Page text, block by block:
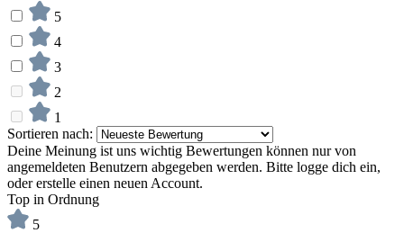
5
4
3
2
1
Sortieren nach:
Deine Meinung ist uns wichtig Bewertungen können nur von
angemeldeten Benutzern abgegeben werden. Bitte logge dich ein,
oder erstelle einen neuen Account.
Top in Ordnung
5